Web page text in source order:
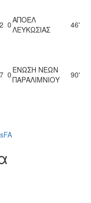
2 0ΑΠΟΕΛ
ΛΕΥΚΩΣΙΑΣ
46'
7 0 ΕΝΩΣΗ ΝΕΩΝ
ΠΑΡΑΛΙΜΝΙΟΥ
90'